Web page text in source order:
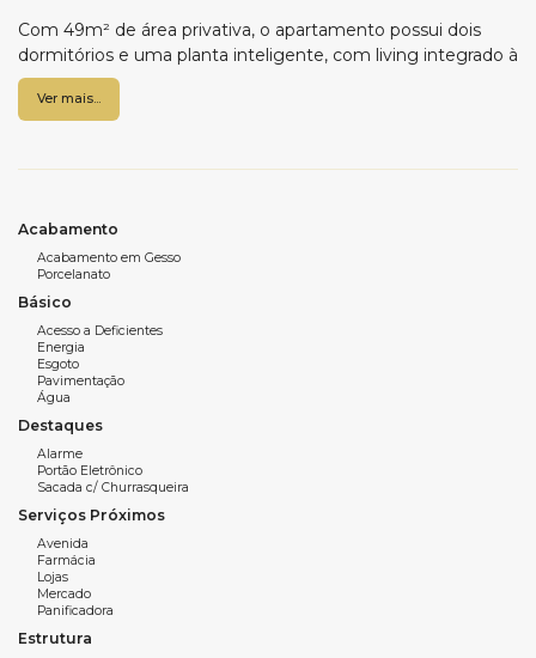
Com 49m² de área privativa, o apartamento possui dois
dormitórios e uma planta inteligente, com living integrado à
cozinha, proporcionando ambientes mais amplos e
aconchegantes. A sacada integrada com churrasqueira a
O imóvel conta ainda com acabamento em gesso, piso em
para água quente, além de medidores individuais de água e
gás, oferecendo mais conforto e economia.
O empreendimento dispõe de portão eletrônico e sistema
de alarme, proporcionando mais segurança e tranquilidade
aos moradores.
Uma ótima oportunidade para morar ou investir em um dos
bairros que mais crescem na região de Camboriú.
Características do imóvel:
49m² privativos
2 dormitórios
Living
Área de Serviço
Ver mais...
Acabamento
Acabamento em Gesso
Porcelanato
Básico
Acesso a Deficientes
Energia
Esgoto
Pavimentação
Água
Destaques
Alarme
Portão Eletrônico
Sacada c/ Churrasqueira
Serviços Próximos
Avenida
Farmácia
Lojas
Mercado
Panificadora
Estrutura